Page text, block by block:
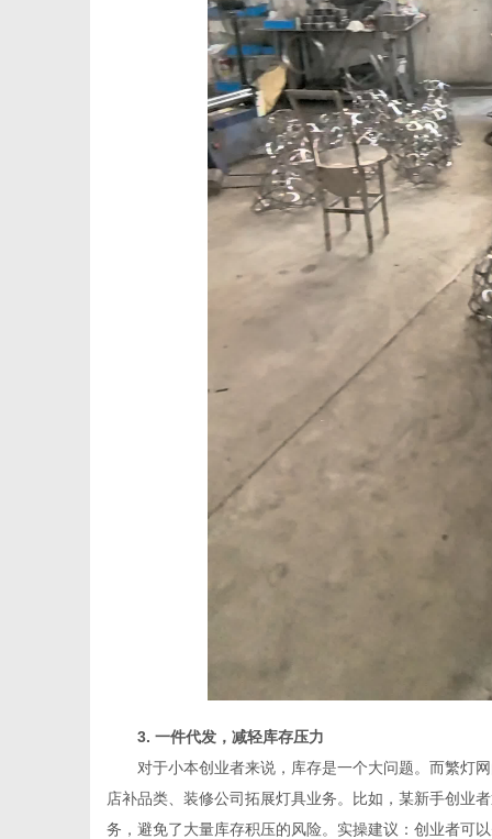
3. 一件代发，减轻库存压力
对于小本创业者来说，库存是一个大问题。而繁灯网
店补品类、装修公司拓展灯具业务。比如，某新手创业
务，避免了大量库存积压的风险。实操建议：创业者可